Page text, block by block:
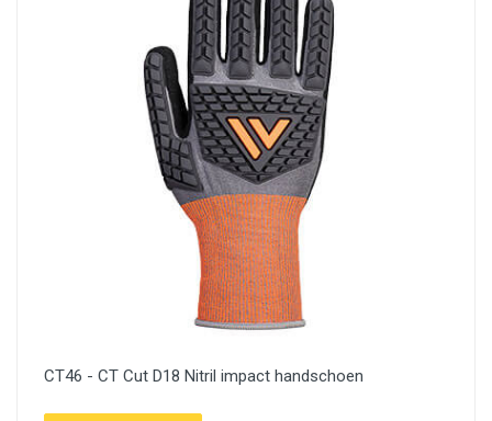
CT46 - CT Cut D18 Nitril impact handschoen